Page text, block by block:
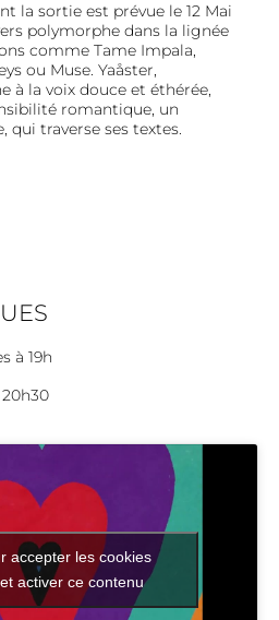
la sortie est prévue le 12 Mai
polymorphe dans la lignée
comme Tame Impala,
ou Muse. Yaåster,
à la voix douce et éthérée,
romantique, un
traverse ses textes.
à 19h
accepter les cookies
activer ce contenu